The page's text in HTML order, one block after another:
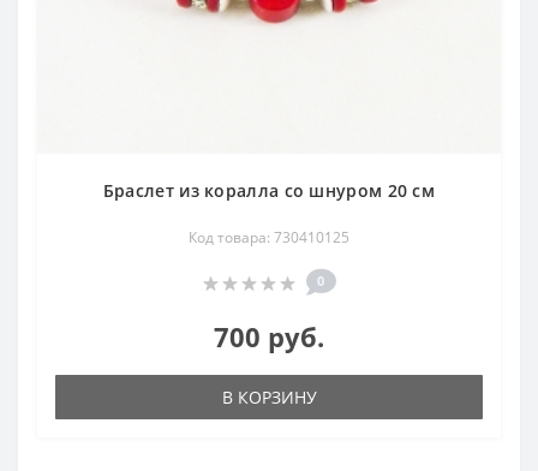
Браслет из коралла со шнуром 20 см
Код товара: 730410125
0
700 руб.
В КОРЗИНУ